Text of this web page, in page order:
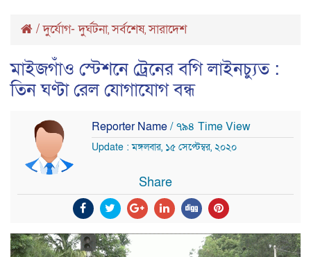
/দুর্যোগ- দুর্ঘটনা,সর্বশেষ,সারাদেশ
মাইজগাঁও স্টেশনে ট্রেনের বগি লাইনচ্যুত :
তিন ঘণ্টা রেল যোগাযোগ বন্ধ
Reporter Name/ ৭৯৪ Time View
Update : মঙ্গলবার, ১৫ সেপ্টেম্বর, ২০২০
Share